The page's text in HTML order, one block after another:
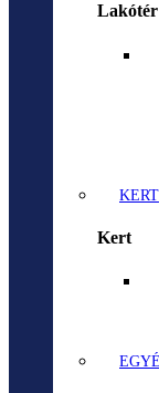
Lakótér
KERT
Kert